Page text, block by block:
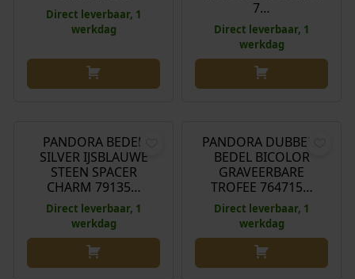
Direct leverbaar, 1
werkdag
7…
Direct leverbaar, 1
werkdag
PANDORA BEDEL
SILVER IJSBLAUWE
STEEN SPACER
CHARM 79135…
Direct leverbaar, 1
werkdag
PANDORA DUBBELE
BEDEL BICOLOR
GRAVEERBARE
TROFEE 764715…
Direct leverbaar, 1
werkdag